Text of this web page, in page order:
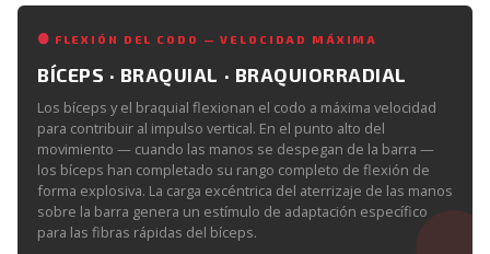
FLEXIÓN DEL CODO — VELOCIDAD MÁXIMA
BÍCEPS · BRAQUIAL · BRAQUIORRADIAL
Los bíceps y el braquial flexionan el codo a máxima velocidad
para contribuir al impulso vertical. En el punto alto del
movimiento — cuando las manos se despegan de la barra —
los bíceps han completado su rango completo de flexión de
forma explosiva. La carga excéntrica del aterrizaje de las manos
sobre la barra genera un estímulo de adaptación específico
para las fibras rápidas del bíceps.